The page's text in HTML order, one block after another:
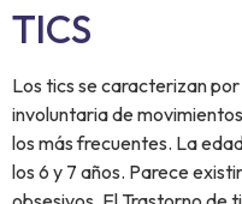
TICS
Los tics se caracterizan
involuntaria de
los más frecuentes. La
los 6 y 7 años. Parece